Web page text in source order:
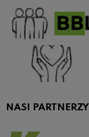
NASI PARTNERZY